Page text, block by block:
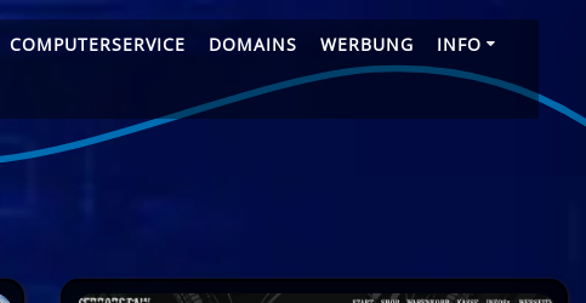
COMPUTERSERVICE DOMAINS WERBUNG INFO